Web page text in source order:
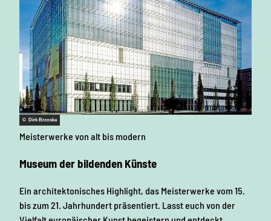
© Dirk Brzoska
Meisterwerke von alt bis modern
Museum der bildenden Künste
Ein architektonisches Highlight, das Meisterwerke vom 15.
bis zum 21. Jahrhundert präsentiert. Lasst euch von der